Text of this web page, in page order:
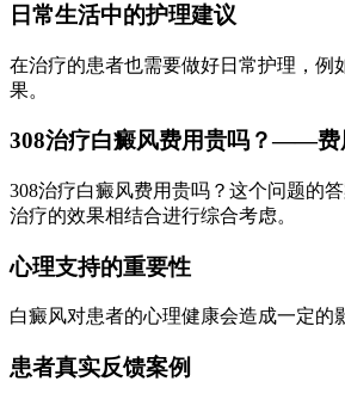
日常生活中的护理建议
在治疗的患者也需要做好日常护理，例
果。
308治疗白癜风费用贵吗？——费
308治疗白癜风费用贵吗？这个问题的
治疗的效果相结合进行综合考虑。
心理支持的重要性
白癜风对患者的心理健康会造成一定的
患者真实反馈案例